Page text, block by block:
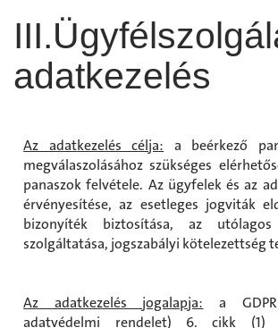
adatkezelés
Az adatkezelés célja: a beérkező
megválaszolásához szükséges
panaszok felvétele. Az ügyfelek és az
érvényesítése, az esetleges jogviták
bizonyíték biztosítása, az utólagos
szolgáltatása, jogszabályi kötelezettség
Az adatkezelés jogalapja: a
adatvédelmi rendelet) 6. cikk